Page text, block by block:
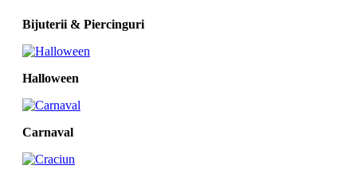
Bijuterii & Piercinguri
Halloween
Carnaval